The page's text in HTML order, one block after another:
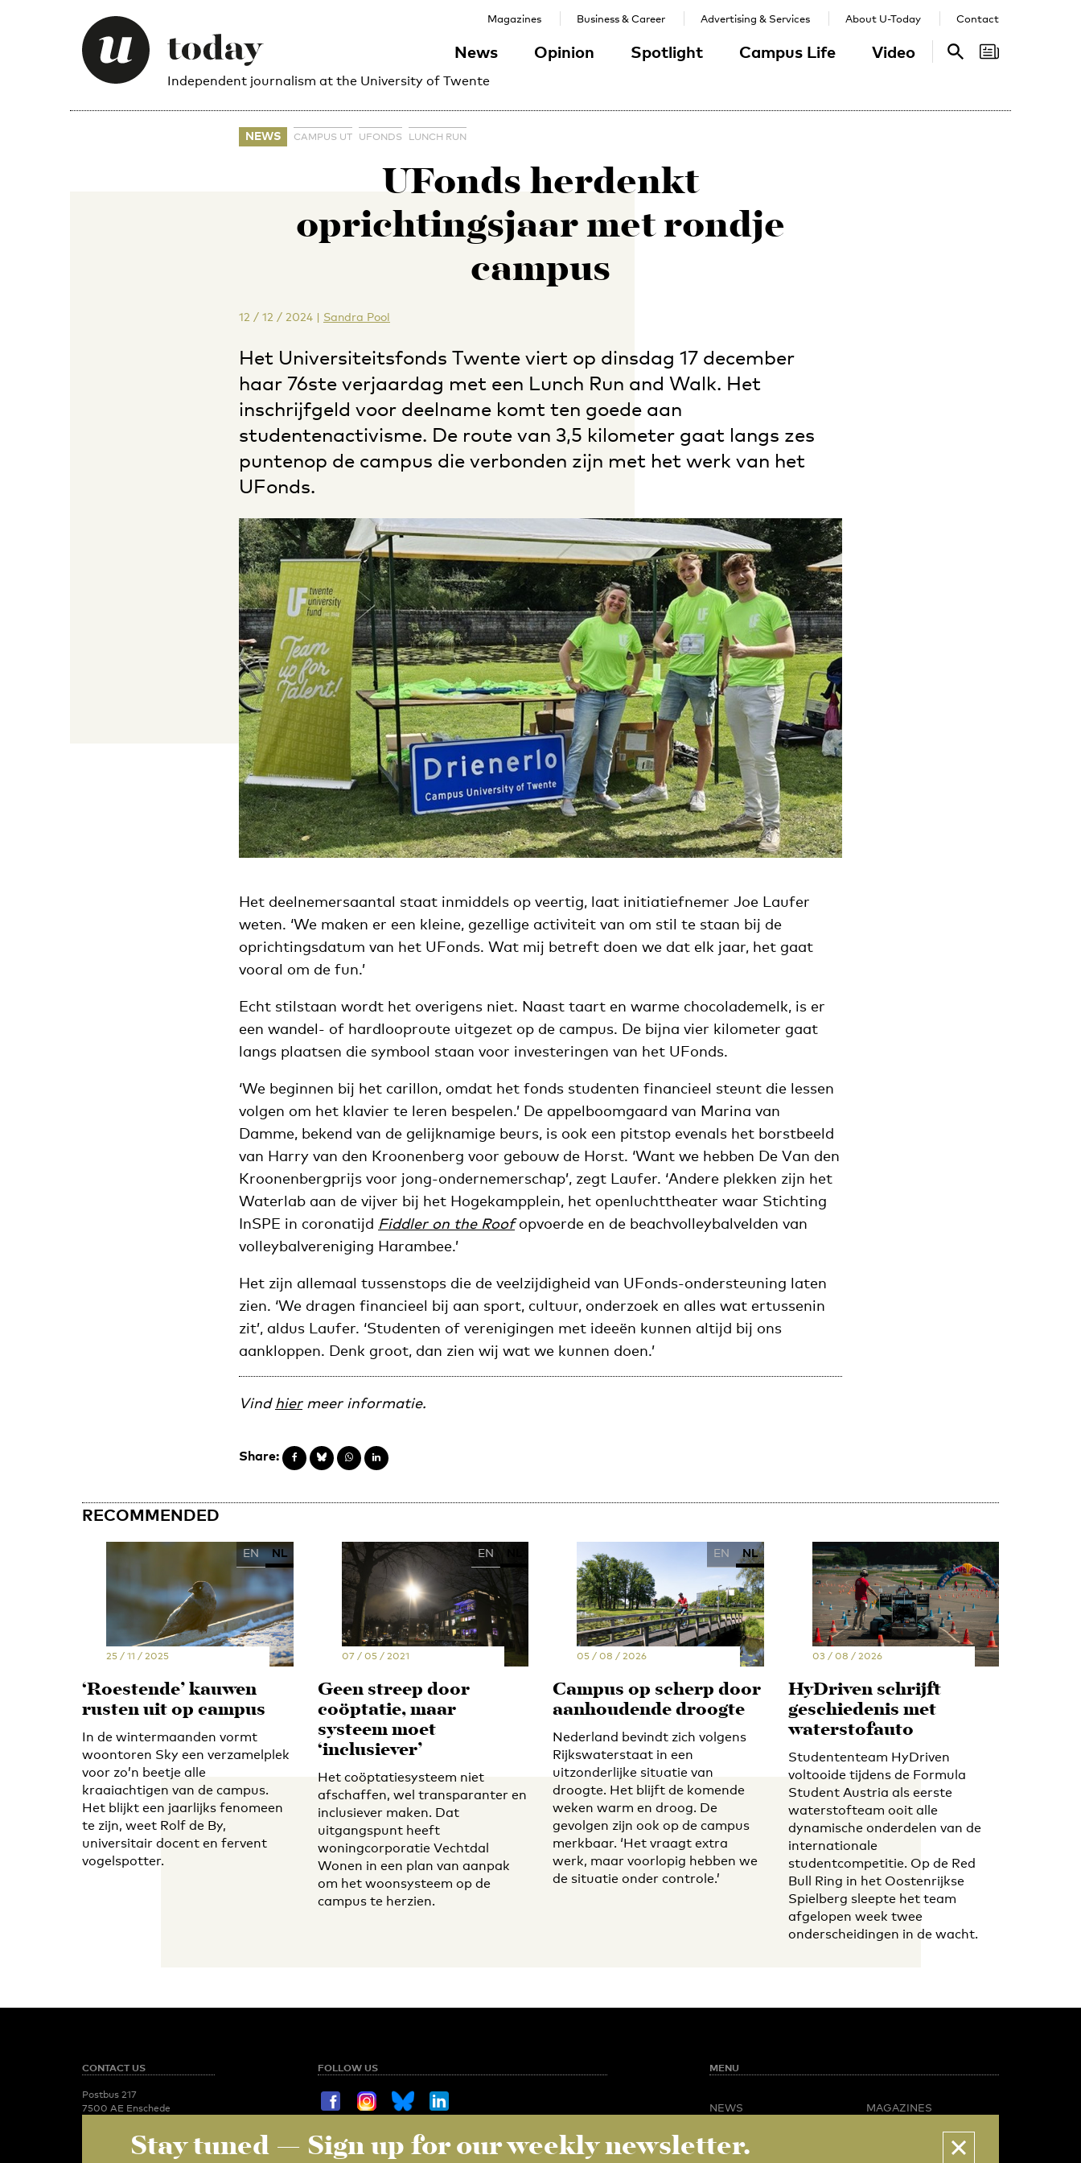
Independent journalism at the University of Twente
News Opinion Spotlight Campus Life Video
Magazines Business & Career Advertising & Services About U-Today Contact
Search
NEWS CAMPUS UT UFONDS LUNCH RUN
UFonds herdenkt
oprichtingsjaar met rondje
campus
12 / 12 / 2024 | Sandra Pool
Het Universiteitsfonds Twente viert op dinsdag 17 december
haar 76ste verjaardag met een Lunch Run and Walk. Het
inschrijfgeld voor deelname komt ten goede aan
studentenactivisme. De route van 3,5 kilometer gaat langs zes
puntenop de campus die verbonden zijn met het werk van het
UFonds.
Het deelnemersaantal staat inmiddels op veertig, laat initiatiefnemer Joe Laufer
weten. ‘We maken er een kleine, gezellige activiteit van om stil te staan bij de
oprichtingsdatum van het UFonds. Wat mij betreft doen we dat elk jaar, het gaat
vooral om de fun.’
Echt stilstaan wordt het overigens niet. Naast taart en warme chocolademelk, is er
een wandel- of hardlooproute uitgezet op de campus. De bijna vier kilometer gaat
langs plaatsen die symbool staan voor investeringen van het UFonds.
‘We beginnen bij het carillon, omdat het fonds studenten financieel steunt die lessen
volgen om het klavier te leren bespelen.’ De appelboomgaard van Marina van
Damme, bekend van de gelijknamige beurs, is ook een pitstop evenals het borstbeeld
van Harry van den Kroonenberg voor gebouw de Horst. ‘Want we hebben De Van den
Kroonenbergprijs voor jong-ondernemerschap’, zegt Laufer. ‘Andere plekken zijn het
Waterlab aan de vijver bij het Hogekampplein, het openluchttheater waar Stichting
InSPE in coronatijd Fiddler on the Roofopvoerde en de beachvolleybalvelden van
volleybalvereniging Harambee.’
Het zijn allemaal tussenstops die de veelzijdigheid van UFonds-ondersteuning laten
zien. ‘We dragen financieel bij aan sport, cultuur, onderzoek en alles wat ertussenin
zit’, aldus Laufer. ‘Studenten of verenigingen met ideeën kunnen altijd bij ons
aankloppen. Denk groot, dan zien wij wat we kunnen doen.’
Vind hiermeer informatie.
Share:
RECOMMENDED
EN NL
25 / 11 / 2025
‘Roestende’ kauwen
rusten uit op campus
In de wintermaanden vormt
woontoren Sky een verzamelplek
voor zo’n beetje alle
kraaiachtigen van de campus.
Het blijkt een jaarlijks fenomeen
te zijn, weet Rolf de By,
universitair docent en fervent
vogelspotter.
EN
07 / 05 / 2021
Geen streep door
coöptatie, maar
systeem moet
‘inclusiever’
Het coöptatiesysteem niet
afschaffen, wel transparanter en
inclusiever maken. Dat
uitgangspunt heeft
woningcorporatie Vechtdal
Wonen in een plan van aanpak
om het woonsysteem op de
campus te herzien.
EN NL
05 / 08 / 2026
Campus op scherp door
aanhoudende droogte
Nederland bevindt zich volgens
Rijkswaterstaat in een
uitzonderlijke situatie van
droogte. Het blijft de komende
weken warm en droog. De
gevolgen zijn ook op de campus
merkbaar. ‘Het vraagt extra
werk, maar voorlopig hebben we
de situatie onder controle.’
03 / 08 / 2026
HyDriven schrijft
geschiedenis met
waterstofauto
Studententeam HyDriven
voltooide tijdens de Formula
Student Austria als eerste
waterstofteam ooit alle
dynamische onderdelen van de
internationale
studentcompetitie. Op de Red
Bull Ring in het Oostenrijkse
Spielberg sleepte het team
afgelopen week twee
onderscheidingen in de wacht.
CONTACT US
Postbus 217
7500 AE Enschede
FOLLOW US
STAY TUNED Sign up for our weekly newsletter
MENU
NEWS
SPOTLIGHT
MAGAZINES
Stay tuned— Sign up for our weekly newsletter.